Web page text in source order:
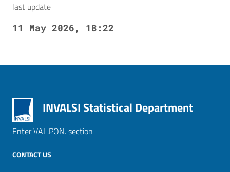
last update
11 May 2026, 18:22
INVALSI Statistical Department
Enter VAL.PON. section
CONTACT US